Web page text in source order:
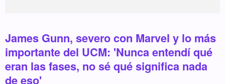
James Gunn, severo con Marvel y lo más
importante del UCM: 'Nunca entendí qué
eran las fases, no sé qué significa nada
de eso'